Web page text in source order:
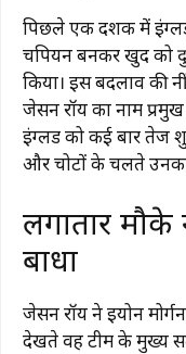
पिछले एक दशक में
चैंपियन बनकर खुद को
किया। इस बदलाव की
जेसन रॉय का नाम
इंग्लैंड को कई बार तेज
और चोटों के चलते उनका
लगातार मौके
बाधा
जेसन रॉय ने इयोन
देखते वह टीम के मुख्य